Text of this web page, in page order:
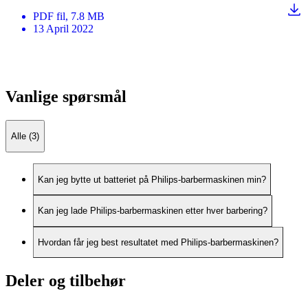
PDF fil, 7.8 MB
13 April 2022
Vanlige spørsmål
Alle (3)
Kan jeg bytte ut batteriet på Philips-barbermaskinen min?
Kan jeg lade Philips-barbermaskinen etter hver barbering?
Hvordan får jeg best resultatet med Philips-barbermaskinen?
Deler og tilbehør